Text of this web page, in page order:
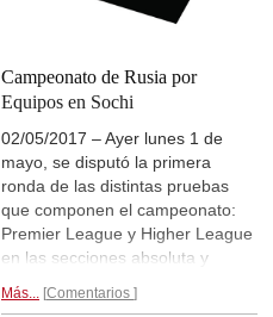
Campeonato de Rusia por
Equipos en Sochi
02/05/2017 – Ayer lunes 1 de
mayo, se disputó la primera
ronda de las distintas pruebas
que componen el campeonato:
Premier League y Higher League
en las secciones absoluta y
competiciones para veteranos y
Más... Comentarios